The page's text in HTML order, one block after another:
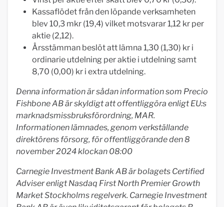
Kassaflödet från den löpande verksamheten
blev 10,3 mkr (19,4) vilket motsvarar 1,12 kr per
aktie (2,12).
Årsstämman beslöt att lämna 1,30 (1,30) kr i
ordinarie utdelning per aktie i utdelning samt
8,70 (0,00) kr i extra utdelning.
Denna information är sådan information som Precio
Fishbone AB är skyldigt att offentliggöra enligt EU:s
marknadsmissbruksförordning, MAR.
Informationen lämnades, genom verkställande
direktörens försorg, för offentliggörande den 8
november 2024 klockan 08:00
Carnegie Investment Bank AB är bolagets Certified
Adviser enligt Nasdaq First North Premier Growth
Market Stockholms regelverk. Carnegie Investment